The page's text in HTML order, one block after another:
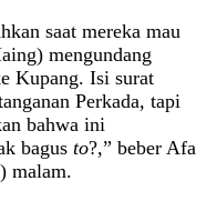
saat mereka mau
mengundang
Kupang. Isi surat
Perkada, tapi
bahwa ini
bagus to?,” beber Afa
malam.